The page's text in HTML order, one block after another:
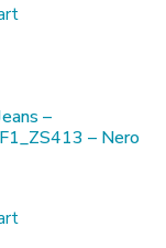
–
– Nero